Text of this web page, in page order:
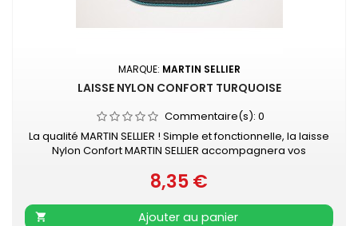
MARQUE: MARTIN SELLIER
LAISSE NYLON CONFORT TURQUOISE
Commentaire(s): 0
La qualité MARTIN SELLIER ! Simple et fonctionnelle, la laisse
Nylon Confort MARTIN SELLIER accompagnera vos
et résistante Poignée renforcée pour plus de confort
Mousqueton laqué noir Retrouvez également les COLLIERS
NYLON CONFORT assortis
Prix
8,35 €

Ajouter au panier